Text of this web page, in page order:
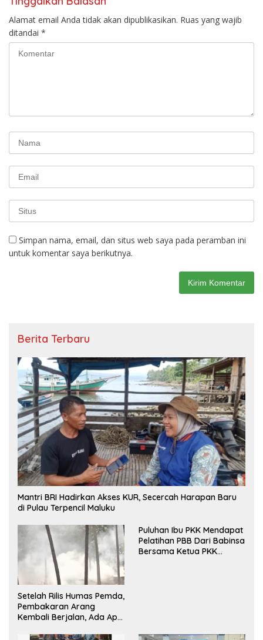
Alamat email Anda tidak akan dipublikasikan. Ruas yang wajib
ditandai *
Simpan nama, email, dan situs web saya pada peramban ini
untuk komentar saya berikutnya.
Berita Terbaru
Mantri BRI Hadirkan Akses KUR, Secercah Harapan Baru
di Pulau Terpencil Maluku
Setelah Rilis Humas Pemda,
Pembakaran Arang
Kembali Berjalan, Ada Apa
Puluhan Ibu PKK Mendapat
Pelatihan PBB Dari Babinsa
Bersama Ketua PKK